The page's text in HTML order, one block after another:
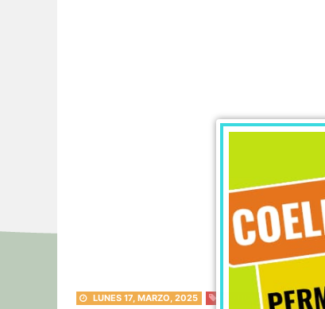
LUNES 17, MARZO, 2025 NOTICIAS